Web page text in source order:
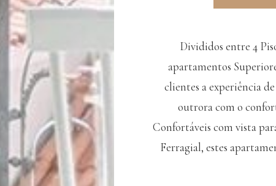
Divididos entre 4
apartamentos
clientes a experiência
outrora com o
Confortáveis com vista
Ferragial, estes